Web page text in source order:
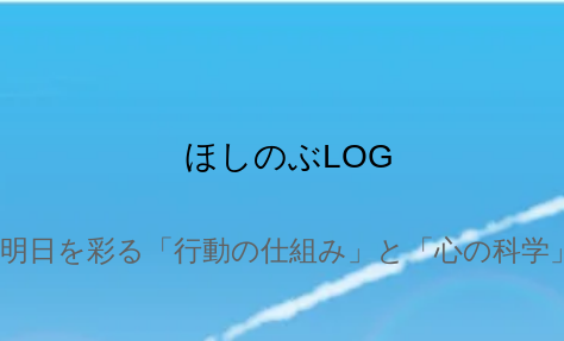
ほしのぶLOG
明日を彩る「行動の仕組み」と「心の科学」